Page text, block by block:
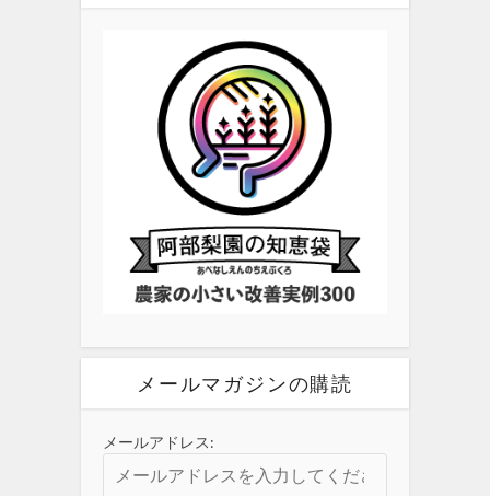
メールマガジンの購読
メールアドレス: